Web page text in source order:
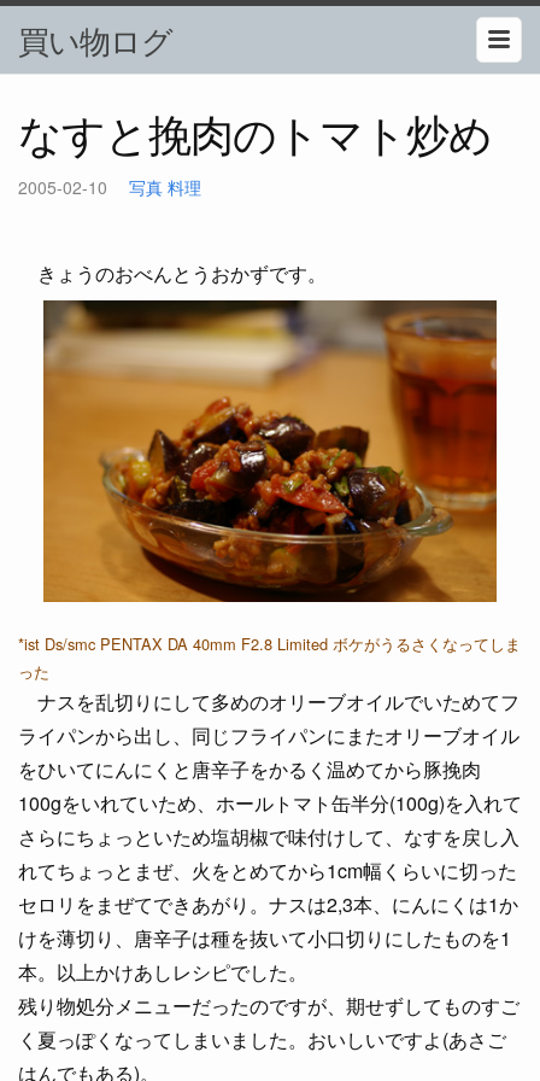
買い物ログ
なすと挽肉のトマト炒め
2005-02-10 写真 料理
きょうのおべんとうおかずです。
*ist Ds/smc PENTAX DA 40mm F2.8 Limited ボケがうるさくなってしま
った
ナスを乱切りにして多めのオリーブオイルでいためてフ
ライパンから出し、同じフライパンにまたオリーブオイル
をひいてにんにくと唐辛子をかるく温めてから豚挽肉
100gをいれていため、ホールトマト缶半分(100g)を入れて
さらにちょっといため塩胡椒で味付けして、なすを戻し入
れてちょっとまぜ、火をとめてから1cm幅くらいに切った
セロリをまぜてできあがり。ナスは2,3本、にんにくは1か
けを薄切り、唐辛子は種を抜いて小口切りにしたものを1
本。以上かけあしレシピでした。
残り物処分メニューだったのですが、期せずしてものすご
く夏っぽくなってしまいました。おいしいですよ(あさご
はんでもある)。